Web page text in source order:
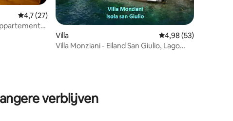
recensies
Gemiddelde beoordeling van 4,7 op 5, 27 recensies
4,7 (27)
Villa Gemiddelde
4,98 (53)
Villa Monziani - Eiland San Giulio, Lago
verblijven